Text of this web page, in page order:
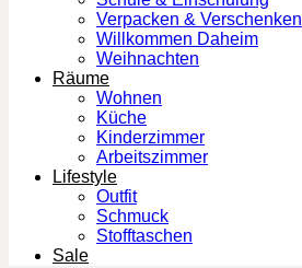
Verpacken & Verschenken
Willkommen Daheim
Weihnachten
Räume
Wohnen
Küche
Kinderzimmer
Arbeitszimmer
Lifestyle
Outfit
Schmuck
Stofftaschen
Sale